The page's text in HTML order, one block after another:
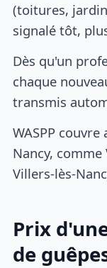
(toitures,
signalé tôt,
Dès qu'un
chaque
transmis
WASPP
Nancy,
Villers-lès-
Prix
de